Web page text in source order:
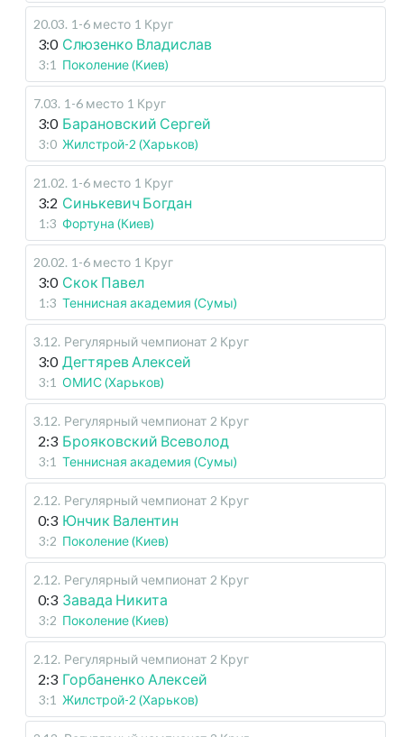
20.03. 1-6 место 1 Круг
3:0 Слюзенко Владислав
3:1 Поколение (Киев)
7.03. 1-6 место 1 Круг
3:0 Барановский Сергей
3:0 Жилстрой-2 (Харьков)
21.02. 1-6 место 1 Круг
3:2 Синькевич Богдан
1:3 Фортуна (Киев)
20.02. 1-6 место 1 Круг
3:0 Скок Павел
1:3 Теннисная академия (Сумы)
3.12. Регулярный чемпионат 2 Круг
3:0 Дегтярев Алексей
3:1 ОМИС (Харьков)
3.12. Регулярный чемпионат 2 Круг
2:3 Брояковский Всеволод
3:1 Теннисная академия (Сумы)
2.12. Регулярный чемпионат 2 Круг
0:3 Юнчик Валентин
3:2 Поколение (Киев)
2.12. Регулярный чемпионат 2 Круг
0:3 Завада Никита
3:2 Поколение (Киев)
2.12. Регулярный чемпионат 2 Круг
2:3 Горбаненко Алексей
3:1 Жилстрой-2 (Харьков)